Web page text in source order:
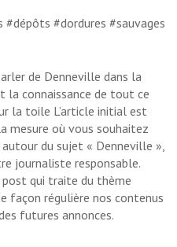
#dordures #sauvages
de Denneville dans la
la connaissance de tout ce
la toile L’article initial est
mesure où vous souhaitez
du sujet « Denneville »,
journaliste responsable.
qui traite du thème
façon régulière nos contenus
futures annonces.